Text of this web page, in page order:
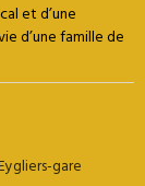
et d’une
d’une famille de
gare